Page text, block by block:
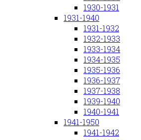
1930-1931
1931-1940
1931-1932
1932-1933
1933-1934
1934-1935
1935-1936
1936-1937
1937-1938
1939-1940
1940-1941
1941-1950
1941-1942